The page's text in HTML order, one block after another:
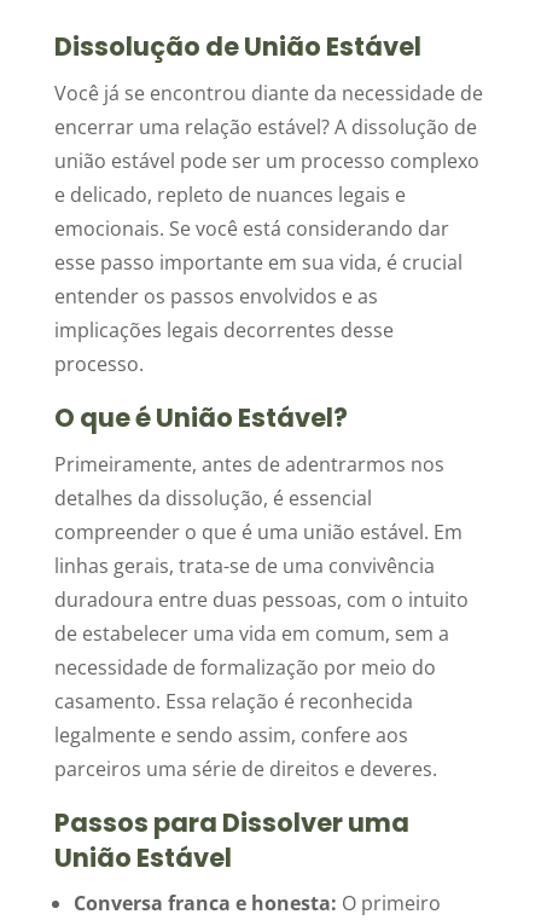
Dissolução de União Estável
Você já se encontrou diante da necessidade de
encerrar uma relação estável? A dissolução de
união estável pode ser um processo complexo
e delicado, repleto de nuances legais e
emocionais. Se você está considerando dar
esse passo importante em sua vida, é crucial
entender os passos envolvidos e as
implicações legais decorrentes desse
processo.
O que é União Estável?
Primeiramente, antes de adentrarmos nos
detalhes da dissolução, é essencial
compreender o que é uma união estável. Em
linhas gerais, trata-se de uma convivência
duradoura entre duas pessoas, com o intuito
de estabelecer uma vida em comum, sem a
necessidade de formalização por meio do
casamento. Essa relação é reconhecida
legalmente e sendo assim, confere aos
parceiros uma série de direitos e deveres.
Passos para Dissolver uma
União Estável
Conversa franca e honesta: O primeiro